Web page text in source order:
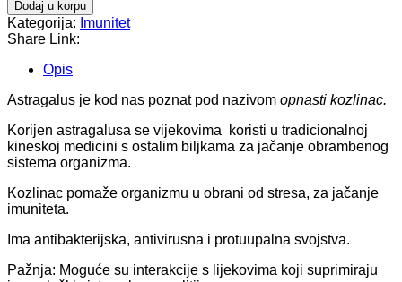
Dodaj u korpu
Kategorija: Imunitet
Share Link:
Opis
Astragalus je kod nas poznat pod nazivom opnasti kozlinac.
Korijen astragalusa se vijekovima koristi u tradicionalnoj
kineskoj medicini s ostalim biljkama za jačanje obrambenog
sistema organizma.
Kozlinac pomaže organizmu u obrani od stresa, za jačanje
imuniteta.
Ima antibakterijska, antivirusna i protuupalna svojstva.
Pažnja: Moguće su interakcije s lijekovima koji suprimiraju